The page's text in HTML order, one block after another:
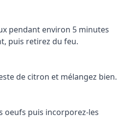
pendant environ 5 minutes
puis retirez du feu.
de citron et mélangez bien.
oeufs puis incorporez-les